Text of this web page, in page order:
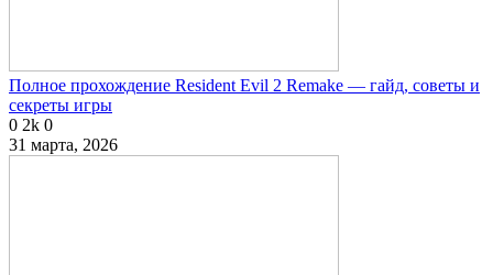
Полное прохождение Resident Evil 2 Remake — гайд, советы и
секреты игры
0 2k 0
31 марта, 2026